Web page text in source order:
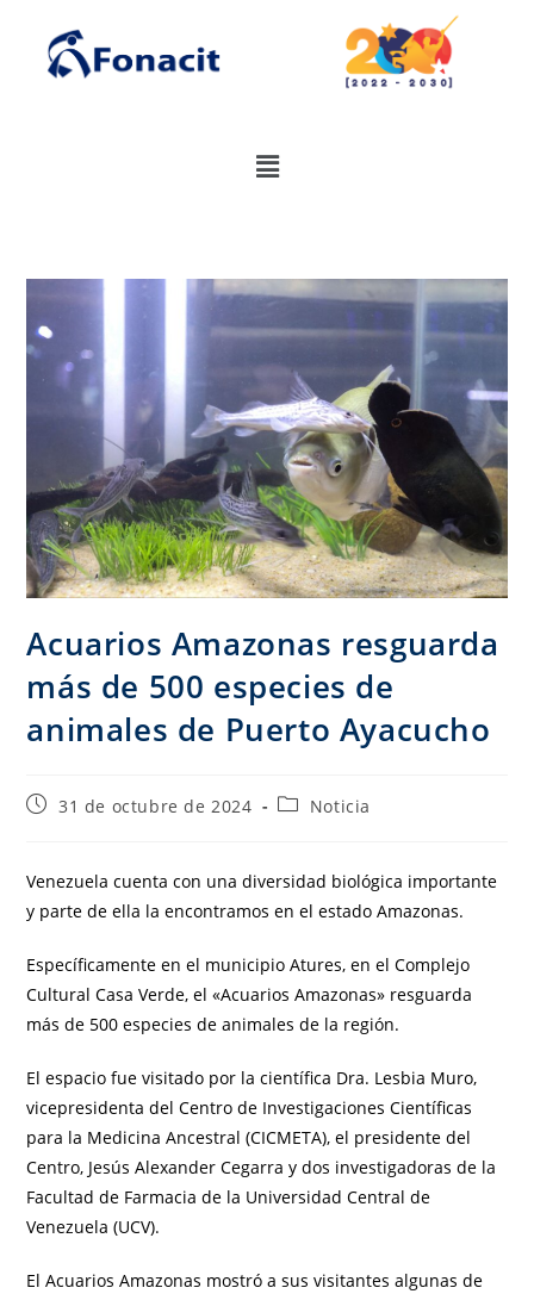
Acuarios Amazonas resguarda
más de 500 especies de
animales de Puerto Ayacucho
31 de octubre de 2024 Noticia
Venezuela cuenta con una diversidad biológica importante
y parte de ella la encontramos en el estado Amazonas.
Específicamente en el municipio Atures, en el Complejo
Cultural Casa Verde, el «Acuarios Amazonas» resguarda
más de 500 especies de animales de la región.
El espacio fue visitado por la científica Dra. Lesbia Muro,
vicepresidenta del Centro de Investigaciones Científicas
para la Medicina Ancestral (CICMETA), el presidente del
Centro, Jesús Alexander Cegarra y dos investigadoras de la
Facultad de Farmacia de la Universidad Central de
Venezuela (UCV).
El Acuarios Amazonas mostró a sus visitantes algunas de